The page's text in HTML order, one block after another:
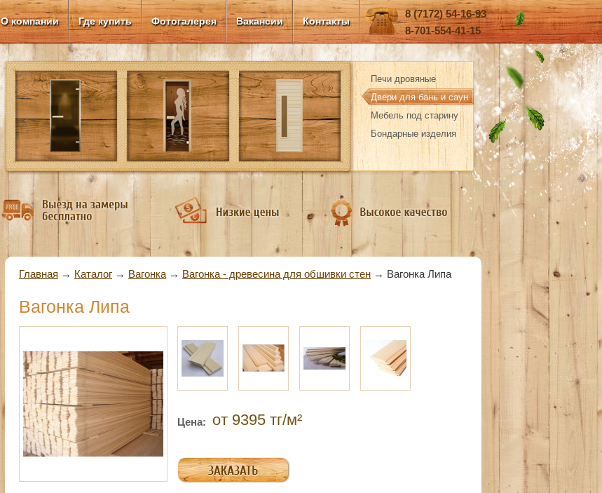
О компании Где купить Фотогалерея Вакансии Контакты
8 (7172) 54-16-93
8-701-554-41-15
Печи дровяные
Двери для бань и саун
Мебель под старину
Бондарные изделия
Вы здесь
Главная → Каталог → Вагонка → Вагонка - древесина для обшивки стен → Вагонка Липа
Вагонка Липа
Цена: от 9395 тг/м²